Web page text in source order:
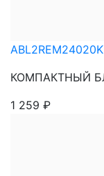
ABL2REM24020K
КОМПАКТНЫЙ
1 259 ₽